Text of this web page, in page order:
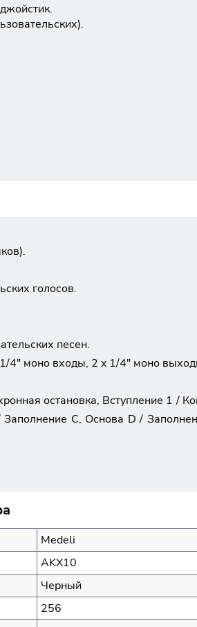
голосов.
песен.
моно входы, 2 x 1/4" моно
остановка, Вступление 1 /
C, Основа D /
Medeli
AKX10
Черный
256